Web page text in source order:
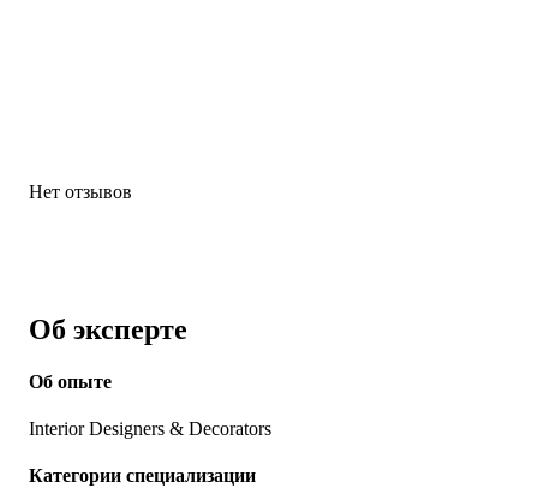
Нет отзывов
Об эксперте
Об опыте
Interior Designers & Decorators
Категории специализации